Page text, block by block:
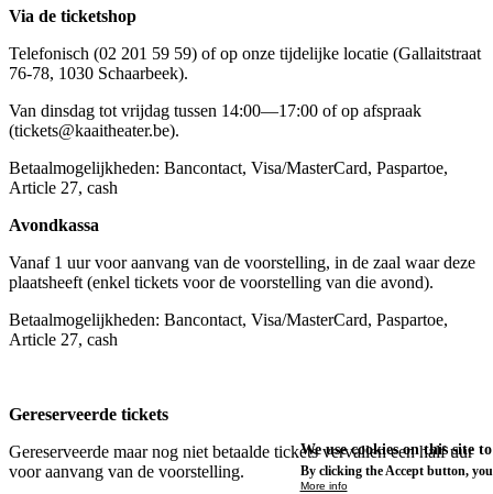
Via de ticketshop
Telefonisch (02 201 59 59) of op onze tijdelijke locatie (Gallaitstraat
76-78, 1030 Schaarbeek).
Van dinsdag tot vrijdag tussen 14:00—17:00 of op afspraak
(tickets@kaaitheater.be).
Betaalmogelijkheden: Bancontact, Visa/MasterCard, Paspartoe,
Article 27, cash
Avondkassa
Vanaf 1 uur voor aanvang van de voorstelling, in de zaal waar deze
plaatsheeft (enkel tickets voor de voorstelling van die avond).
Betaalmogelijkheden: Bancontact, Visa/MasterCard, Paspartoe,
Article 27, cash
Gereserveerde tickets
Gereserveerde maar nog niet betaalde tickets vervallen een half uur
voor aanvang van de voorstelling.
We use cookies on this site
By clicking the Accept button,
More info